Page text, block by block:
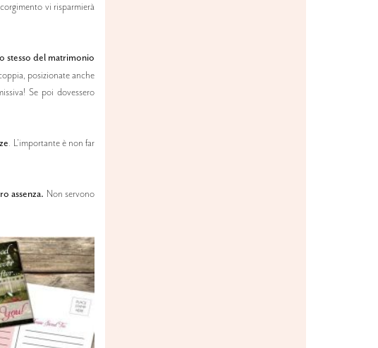
vi risparmierà
stesso del matrimonio
posizionate anche
Se poi dovessero
. L'importante è non far
assenza. Non servono